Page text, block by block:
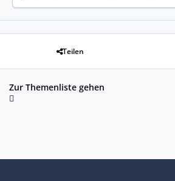
Teilen
Zur Themenliste gehen